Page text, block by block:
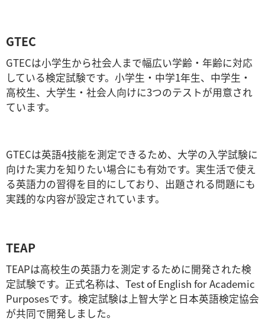
GTEC
GTECは小学生から社会人まで幅広い学齢・年齢に対応
している検定試験です。小学生・中学1年生、中学生・
高校生、大学生・社会人向けに3つのテストが用意され
ています。
GTECは英語4技能を測定できるため、大学の入学試験に
向けた実力を知りたい場合にも有効です。実生活で使え
る英語力の習得を目的にしており、出題される問題にも
実践的な内容が設定されています。
TEAP
TEAPは高校生の英語力を測定するために開発された検
定試験です。正式名称は、Test of English for Academic
Purposesです。検定試験は上智大学と日本英語検定協会
が共同で開発しました。